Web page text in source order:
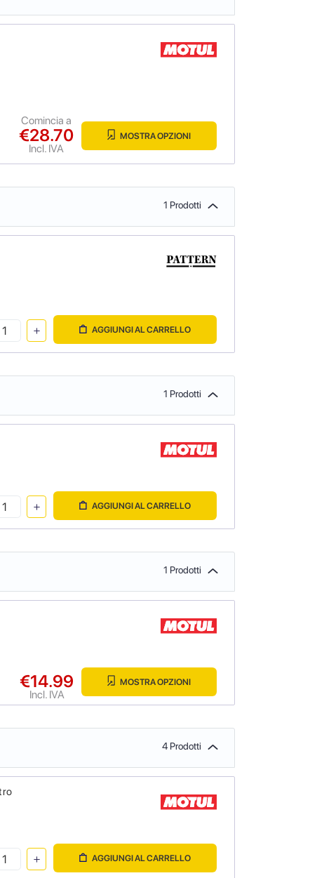
€28.70
Incl. IVA
Comincia a
MOSTRA OPZIONI
1 Prodotti
AGGIUNGI AL CARRELLO
1 Prodotti
AGGIUNGI AL CARRELLO
1 Prodotti
€14.99
Incl. IVA
MOSTRA OPZIONI
4 Prodotti
AGGIUNGI AL CARRELLO